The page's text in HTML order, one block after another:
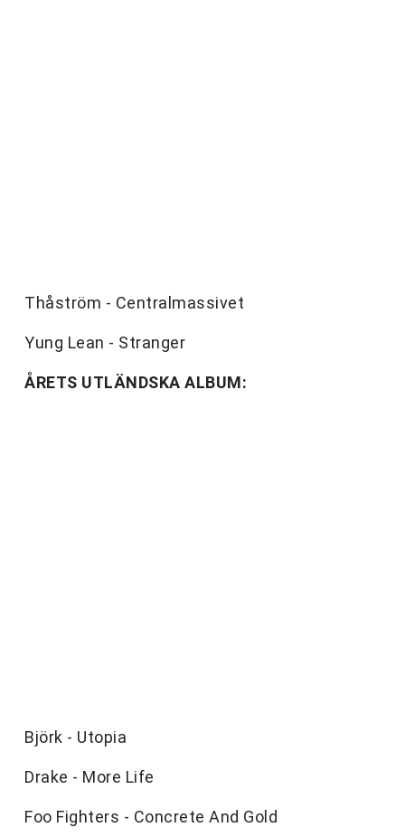
Thåström - Centralmassivet
Yung Lean - Stranger
ÅRETS UTLÄNDSKA ALBUM:
Björk - Utopia
Drake - More Life
Foo Fighters - Concrete And Gold